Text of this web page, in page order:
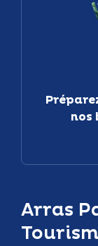
Arras
nos